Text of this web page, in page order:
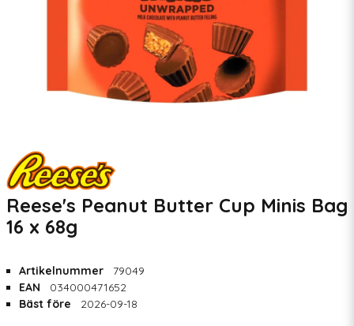
Reese's Peanut Butter Cup Minis Bag
16 x 68g
Artikelnummer
79049
EAN
034000471652
Bäst före
2026-09-18